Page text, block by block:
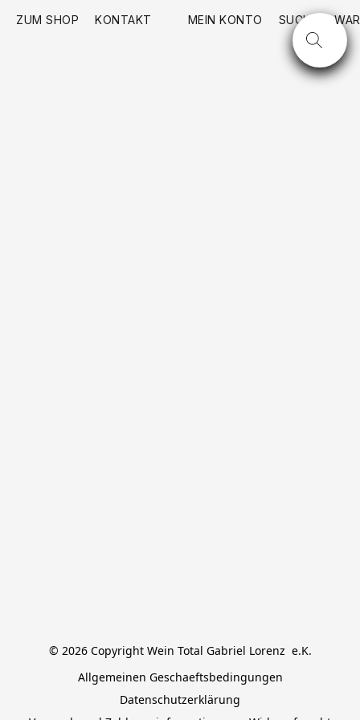
ZUM SHOP KONTAKT MEIN KONTO SUCHE
© 2026 Copyright Wein Total Gabriel Lorenz  e.K.
Allgemeinen Geschaeftsbedingungen
Datenschutzerklärung